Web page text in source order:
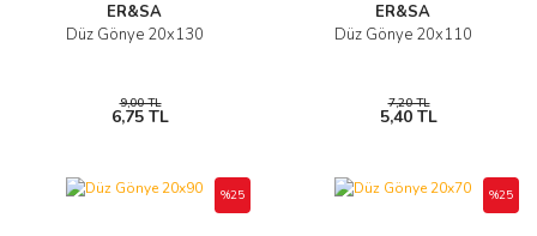
ER&SA
Düz Gönye 20x130
9,00 TL
6,75 TL
ER&SA
Düz Gönye 20x110
7,20 TL
5,40 TL
%25 %25